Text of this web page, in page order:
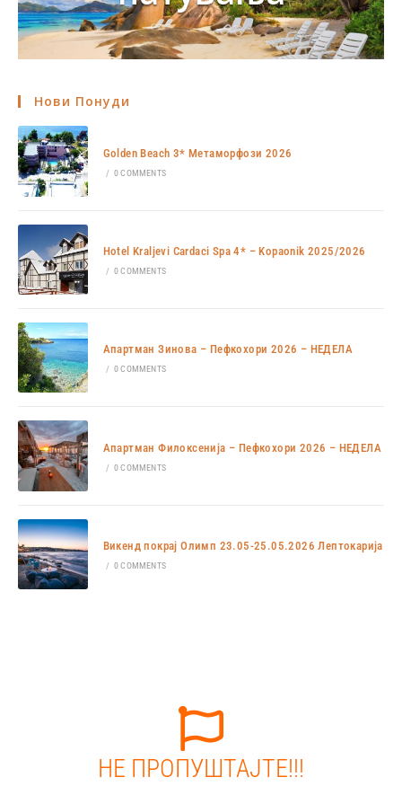
Нови Понуди
Golden Beach 3* Метаморфози 2026
/ 0 COMMENTS
Hotel Kraljevi Cardaci Spa 4* – Kopaonik 2025/2026
/ 0 COMMENTS
Апартман Зинова – Пефкохори 2026 – НЕДЕЛА
/ 0 COMMENTS
Апартман Филоксенија – Пефкохори 2026 – НЕДЕЛА
/ 0 COMMENTS
Викенд покрај Олимп 23.05-25.05.2026 Лептокарија
/ 0 COMMENTS
НЕ ПРОПУШТАЈТЕ!!!